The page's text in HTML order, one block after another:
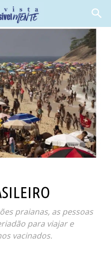
praianas, as pessoas
para viajar e
vacinados.